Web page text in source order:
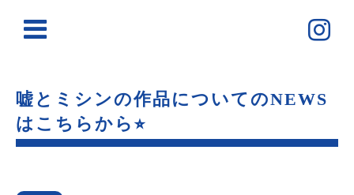
嘘とミシンの作品についてのNEWS
はこちらから⭐︎